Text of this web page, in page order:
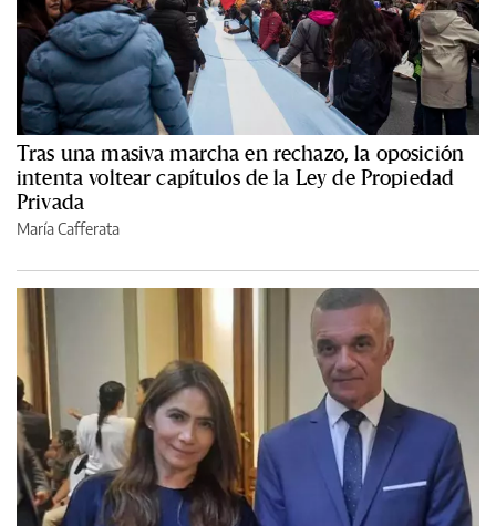
Tras una masiva marcha en rechazo, la oposición
intenta voltear capítulos de la Ley de Propiedad
Privada
María Cafferata